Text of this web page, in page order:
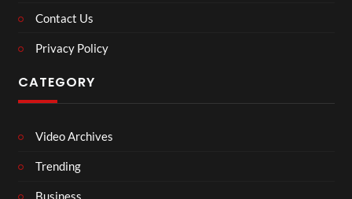
Contact Us
Privacy Policy
CATEGORY
Video Archives
Trending
Business